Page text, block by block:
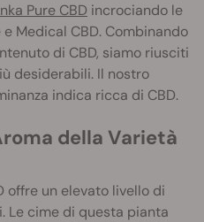
Pure CBD incrociando le
Medical CBD. Combinando
di CBD, siamo riusciti
desiderabili. Il nostro
indica ricca di CBD.
della Varietà
offre un elevato livello di
Le cime di questa pianta